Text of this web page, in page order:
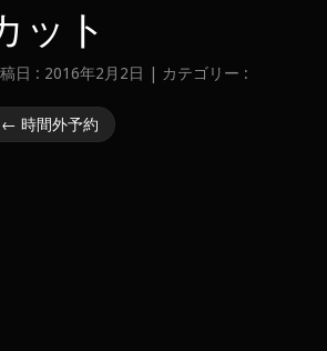
ット
日 : 2016年2月2日 | カテゴリー :
← 時間外予約